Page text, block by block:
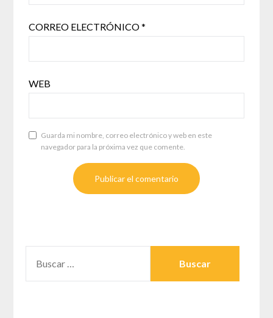
CORREO ELECTRÓNICO*
WEB
Guarda mi nombre, correo electrónico y web en este
navegador para la próxima vez que comente.